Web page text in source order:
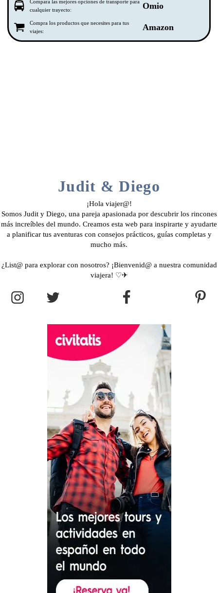
Compara las mejores opciones de transporte para
cualquier trayecto:
Omio
Compra los productos que necesites para tus
viajes:
Amazon
Judit & Diego
¡Hola viajer@!
Somos Judit y Diego, una pareja apasionada por descubrir los rincones
más increíbles del mundo. Creamos esta web para inspirarte y ayudarte
a planificar tus aventuras con consejos prácticos, guías completas y
mucho más.
¿List@ para explorar con nosotros? ¡Bienvenid@ a nuestra comunidad
viajera! ♡✈︎